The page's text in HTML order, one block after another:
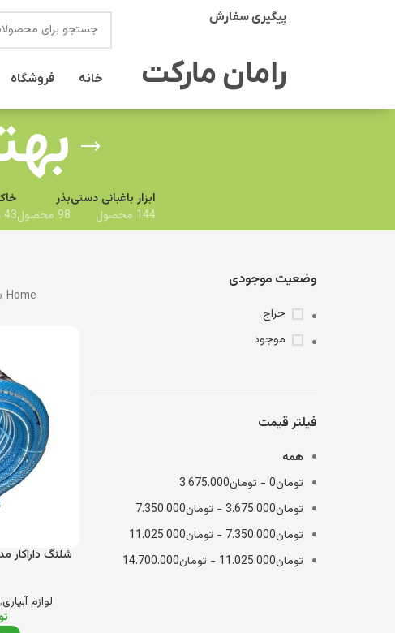
پیگیری سفارش
رامان مارکت خانه فروشگاه
ابزار باغبانی دستی
144 محصول
بذر
98 محصول
43 محصول
وضعیت موجودی
حراج
موجود
فیلتر قیمت
همه
تومان0
- تومان3.675.000
تومان3.675.000
- تومان7.350.000
تومان7.350.000
- تومان11.025.000
تومان11.025.000
- تومان14.700.000
Home
لوازم آبیاری,